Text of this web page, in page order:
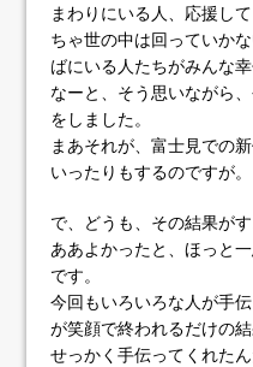
まわりにいる人、応援し
ちゃ世の中は回っていか
ばにいる人たちがみんな
なーと、そう思いながら
をしました。
まあそれが、富士見での
いったりもするのですが。
で、どうも、その結果が
ああよかったと、ほっと
です。
今回もいろいろな人が手
が笑顔で終われるだけの結
せっかく手伝ってくれた